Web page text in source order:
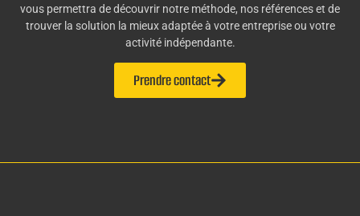
vous permettra de découvrir notre méthode, nos références et de
trouver la solution la mieux adaptée à votre entreprise ou votre
activité indépendante.
Prendre contact